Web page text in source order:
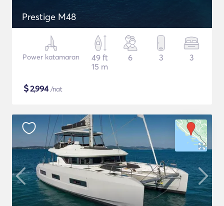
Prestige M48
Power katamaran
49 ft
15 m
6 3 3
$2,994/nat